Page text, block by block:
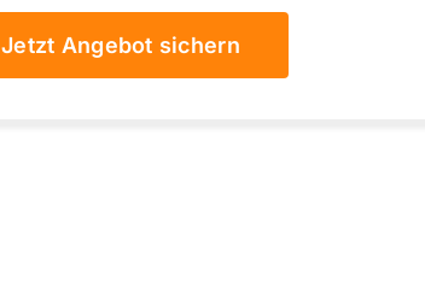
Jetzt Angebot sichern